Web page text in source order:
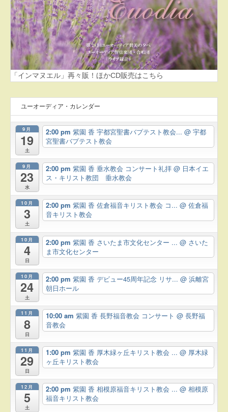
「インマヌエル」再々販！ほかCD販売はこちら
ユーオーディア・カレンダー
9月
19
土
2:00 pm 紫園 香 宇都宮聖書バプテスト教会... @ 宇都
宮聖書バプテスト教会
9月
23
水
2:00 pm 紫園 香 垂水教会 コンサート礼拝 @ 日本イエ
ス・キリスト教団 垂水教会
10月
3
土
2:00 pm 紫園 香 佐倉福音キリスト教会 コ... @ 佐倉福
音キリスト教会
10月
4
日
2:00 pm 紫園 香 さいたま市文化センター ... @ さいた
ま市文化センター
10月
24
土
2:00 pm 紫園 香 デビュー45周年記念 リサ... @ 浜離宮
朝日ホール
11月
8
日
10:00 am 紫園 香 長野福音教会 コンサート @ 長野福
音教会
11月
29
日
1:00 pm 紫園 香 厚木緑ヶ丘キリスト教会 ... @ 厚木緑
ヶ丘キリスト教会
12月
5
土
2:00 pm 紫園 香 相模原福音キリスト教会 ... @ 相模原
福音キリスト教会